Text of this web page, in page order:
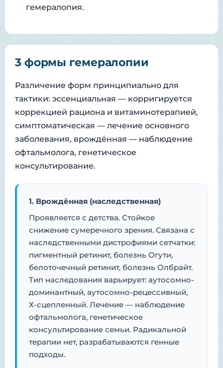
гемералопия.
3 формы гемералопии
Различение форм принципиально для
тактики: эссенциальная — корригируется
коррекцией рациона и витаминотерапией,
симптоматическая — лечение основного
заболевания, врождённая — наблюдение
офтальмолога, генетическое
консультирование.
1. Врождённая (наследственная)
Проявляется с детства. Стойкое
снижение сумеречного зрения. Связана с
наследственными дистрофиями сетчатки:
пигментный ретинит, болезнь Огути,
белоточечный ретинит, болезнь Олбрайт.
Тип наследования варьирует: аутосомно-
доминантный, аутосомно-рецессивный,
Х-сцепленный. Лечение — наблюдение
офтальмолога, генетическое
консультирование семьи. Радикальной
терапии нет, разрабатываются генные
подходы.